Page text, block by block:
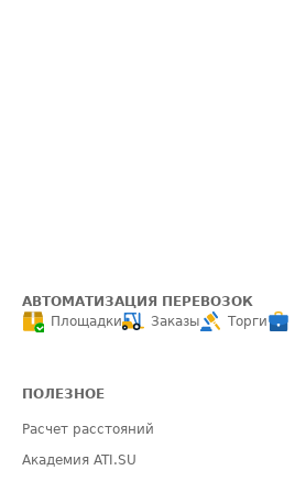
АВТОМАТИЗАЦИЯ ПЕРЕВОЗОК
Площадки
Заказы Торги
ПОЛЕЗНОЕ
Расчет расстояний
Академия ATI.SU